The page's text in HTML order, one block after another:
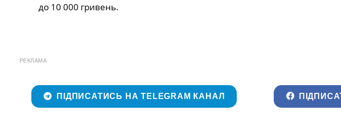
до 10 000 гривень.
РЕКЛАМА
ПІДПИСАТИСЬ НА TELEGRAM КАНАЛ